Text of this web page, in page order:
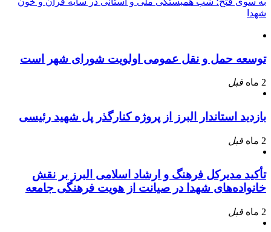
شهدا
توسعه حمل و نقل عمومی اولویت شورای شهر است
2 ماه قبل
بازدید استاندار البرز از پروژه کنارگذر پل شهید رئیسی
2 ماه قبل
تأکید مدیرکل فرهنگ و ارشاد اسلامی البرز بر نقش
خانواده‌های شهدا در صیانت از هویت فرهنگی جامعه
2 ماه قبل